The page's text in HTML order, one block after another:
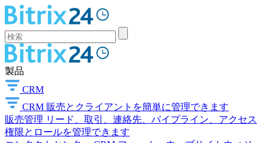
製品
CRM
CRM 販売とクライアントを簡単に管理できます
販売管理 リード、取引、連絡先、パイプライン、アクセス
権限とロールを管理できます